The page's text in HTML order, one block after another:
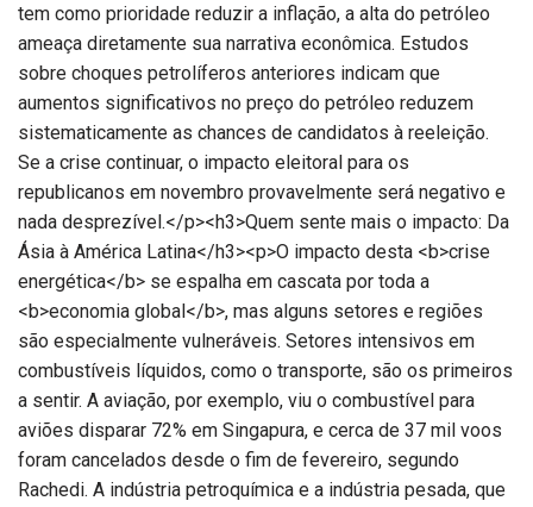
tem como prioridade reduzir a inflação, a alta do petróleo
ameaça diretamente sua narrativa econômica. Estudos
sobre choques petrolíferos anteriores indicam que
aumentos significativos no preço do petróleo reduzem
sistematicamente as chances de candidatos à reeleição.
Se a crise continuar, o impacto eleitoral para os
republicanos em novembro provavelmente será negativo e
nada desprezível.</p><h3>Quem sente mais o impacto: Da
Ásia à América Latina</h3><p>O impacto desta <b>crise
energética</b> se espalha em cascata por toda a
<b>economia global</b>, mas alguns setores e regiões
são especialmente vulneráveis. Setores intensivos em
combustíveis líquidos, como o transporte, são os primeiros
a sentir. A aviação, por exemplo, viu o combustível para
aviões disparar 72% em Singapura, e cerca de 37 mil voos
foram cancelados desde o fim de fevereiro, segundo
Rachedi. A indústria petroquímica e a indústria pesada, que